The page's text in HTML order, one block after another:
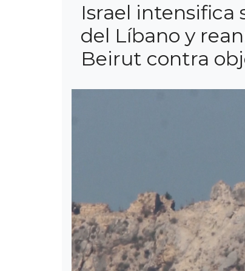
Israel intensifica
del Líbano y
Beirut contra